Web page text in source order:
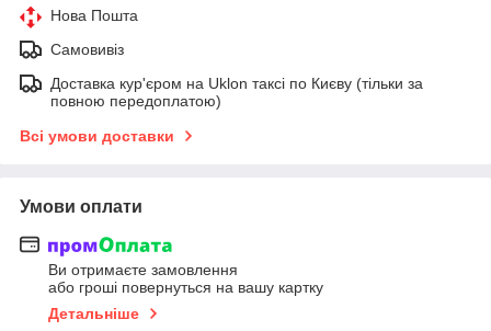
Нова Пошта
Самовивіз
Доставка кур'єром на Uklon таксі по Києву (тільки за
повною передоплатою)
Всі умови доставки
Умови оплати
Ви отримаєте замовлення
або гроші повернуться на вашу картку
Детальніше